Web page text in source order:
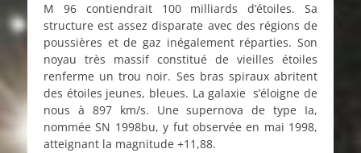
M 96 contiendrait 100 milliards d’étoiles. Sa
structure est assez disparate avec des régions de
poussières et de gaz inégalement réparties. Son
noyau très massif constitué de vieilles étoiles
renferme un trou noir. Ses bras spiraux abritent
des étoiles jeunes, bleues. La galaxie s’éloigne de
nous à 897 km/s. Une supernova de type Ia,
nommée SN 1998bu, y fut observée en mai 1998,
atteignant la magnitude +11,88.